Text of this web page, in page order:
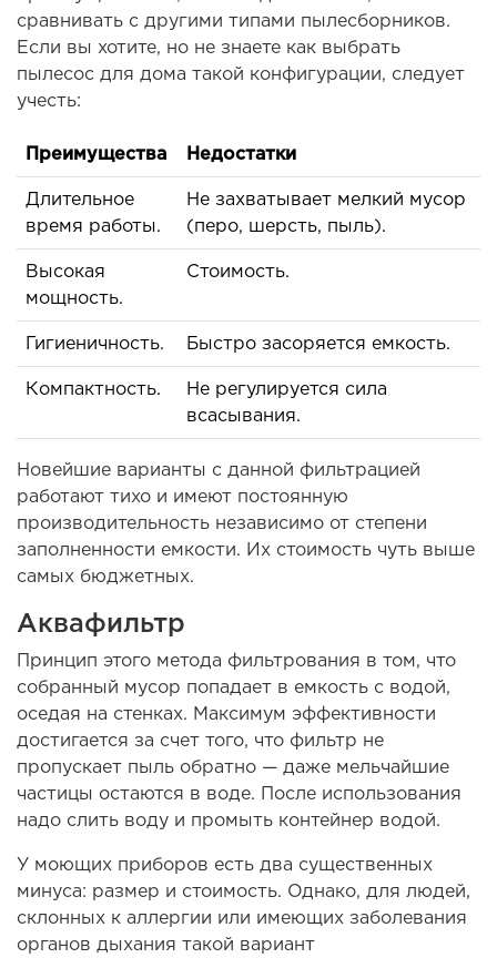
сравнивать с другими типами пылесборников.
Если вы хотите, но не знаете как выбрать
пылесос для дома такой конфигурации, следует
учесть:
Преимущества Недостатки
Длительное
время работы.
Не захватывает мелкий мусор
(перо, шерсть, пыль).
Высокая
мощность.
Стоимость.
Гигиеничность. Быстро засоряется емкость.
Компактность.
Не регулируется сила
всасывания.
Новейшие варианты с данной фильтрацией
работают тихо и имеют постоянную
производительность независимо от степени
заполненности емкости. Их стоимость чуть выше
самых бюджетных.
Аквафильтр
Принцип этого метода фильтрования в том, что
собранный мусор попадает в емкость с водой,
оседая на стенках. Максимум эффективности
достигается за счет того, что фильтр не
пропускает пыль обратно — даже мельчайшие
частицы остаются в воде. После использования
надо слить воду и промыть контейнер водой.
У моющих приборов есть два существенных
минуса: размер и стоимость. Однако, для людей,
склонных к аллергии или имеющих заболевания
органов дыхания такой вариант